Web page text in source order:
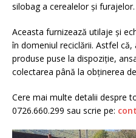
silobag a cerealelor și furajelor.
Aceasta furnizează utilaje și
în domeniul reciclării. Astfel că,
produse puse la dispoziție,
colectarea până la obținerea
Cere mai multe detalii despre
0726.660.299 sau scrie pe: